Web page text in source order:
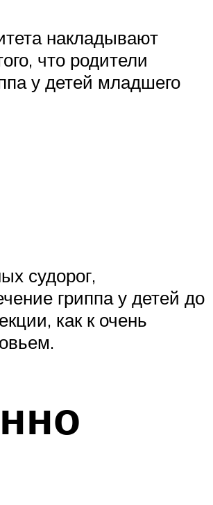
накладывают
что родители
у детей младшего
судорог,
гриппа у детей до
как к очень